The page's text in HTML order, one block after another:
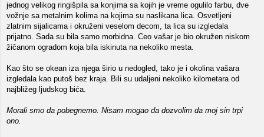
jednog velikog ringišpila sa konjima sa kojih je vreme ogulilo farbu, dve
vožnje sa metalnim kolima na kojima su naslikana lica. Osvetljeni
zlatnim sijalicama i okruženi veselom decom, ta lica su izgledala
prijatno. Sada su bila samo morbidna. Ceo vašar je bio okružen niskom
žičanom ogradom koja bila iskinuta na nekoliko mesta.
Kao što se okean iza njega širio u nedogled, tako je i okolina vašara
izgledala kao putoš bez kraja. Bili su udaljeni nekoliko kilometara od
najbližeg ljudskog bića.
Morali smo da pobegnemo. Nisam mogao da dozvolim da moj sin trpi
ono.